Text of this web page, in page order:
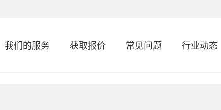
我们的服务 获取报价 常见问题 行业动态